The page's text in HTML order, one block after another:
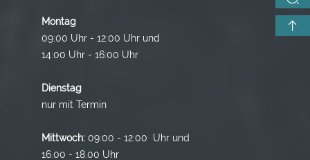
Montag
09:00 Uhr - 12:00 Uhr und
14:00 Uhr - 16:00 Uhr
Dienstag
nur mit Termin
Mittwoch: 09:00 - 12:00 Uhr und
16.00 - 18.00 Uhr